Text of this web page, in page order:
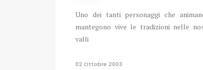
Uno dei tanti personaggi che
mantegono vive le tradizioni nelle
valli
02 Ottobre 2003